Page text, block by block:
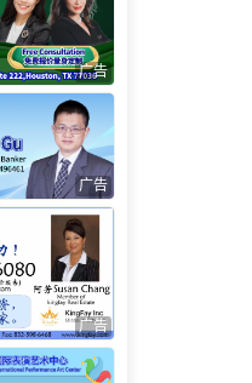
广告
广告
广告